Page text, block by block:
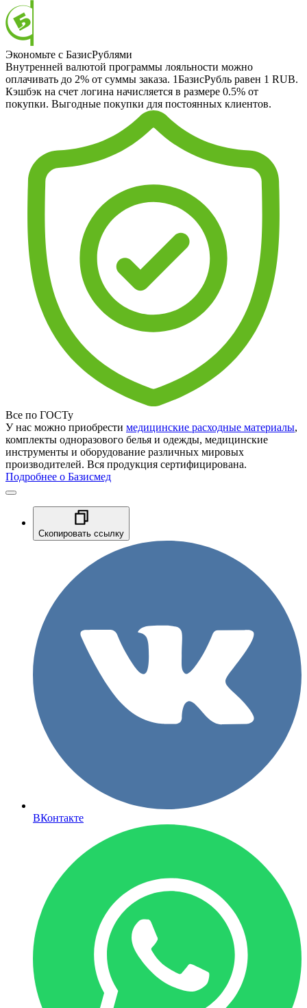
Экономьте с БазисРублями
Внутренней валютой программы лояльности можно
оплачивать до 2% от суммы заказа. 1БазисРубль равен 1 RUB.
Кэшбэк на счет логина начисляется в размере 0.5% от
покупки. Выгодные покупки для постоянных клиентов.
Все по ГОСТу
У нас можно приобрести медицинские расходные материалы,
комплекты одноразового белья и одежды, медицинские
инструменты и оборудование различных мировых
производителей. Вся продукция сертифицирована.
Подробнее о Базисмед
Скопировать ссылку
ВКонтакте